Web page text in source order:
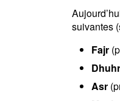
suivantes
Fajr
Dhuhr
Asr